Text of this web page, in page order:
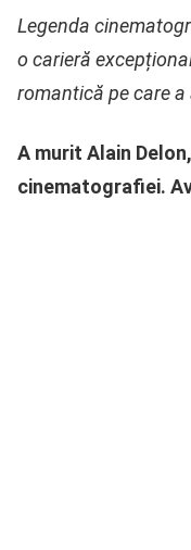
Legenda
o carieră
romantică pe care a
A murit Alain
cinematografiei.